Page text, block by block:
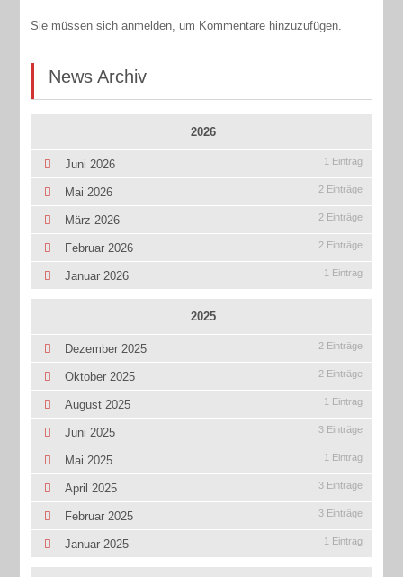
Sie müssen sich anmelden, um Kommentare hinzuzufügen.
News Archiv
2026
Juni 2026 1 Eintrag
Mai 2026 2 Einträge
März 2026 2 Einträge
Februar 2026 2 Einträge
Januar 2026 1 Eintrag
2025
Dezember 2025 2 Einträge
Oktober 2025 2 Einträge
August 2025 1 Eintrag
Juni 2025 3 Einträge
Mai 2025 1 Eintrag
April 2025 3 Einträge
Februar 2025 3 Einträge
Januar 2025 1 Eintrag